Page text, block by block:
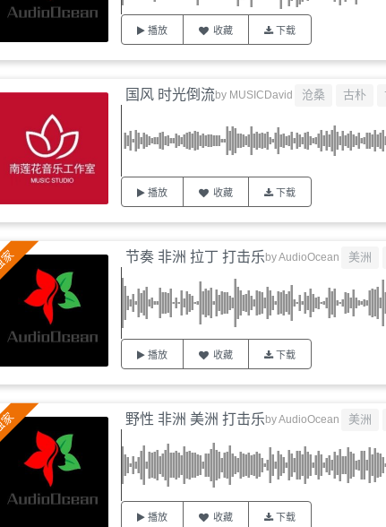
播放 收藏 下载
国风 时光倒流by MUSICDavid 沧桑 古朴
播放 收藏 下载
节奏 非洲 拉丁 打击乐byAudioOcean 美洲
播放 收藏 下载
野性 非洲 美洲 打击乐byAudioOcean 美洲
播放 收藏 下载